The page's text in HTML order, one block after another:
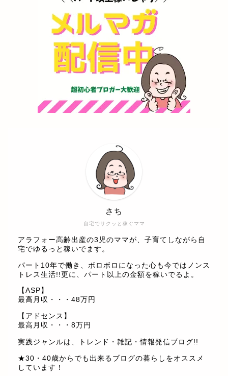
自宅でサクッと稼ぐママ
さち
アラフォー高齢出産の3児のママが、子育てしながら自
宅でゆるっと稼いでます。
パート10年で働き、ボロボロになった心も今ではノンス
トレス生活!!更に、パート以上の金額を稼いでるよ。
【ASP】
最高月収・・・48万円
【アドセンス】
最高月収・・・8万円
実践ジャンルは、トレンド・雑記・情報発信ブログ!!
★30・40歳からでも出来るブログの暮らしをオススメ
しています！